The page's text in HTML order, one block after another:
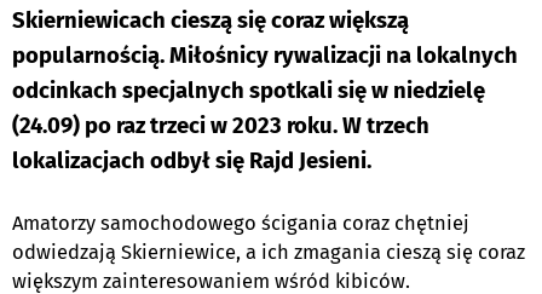
Skierniewicach cieszą się coraz większą
popularnością. Miłośnicy rywalizacji na lokalnych
odcinkach specjalnych spotkali się w niedzielę
(24.09) po raz trzeci w 2023 roku. W trzech
lokalizacjach odbył się Rajd Jesieni.
Amatorzy samochodowego ścigania coraz chętniej
odwiedzają Skierniewice, a ich zmagania cieszą się coraz
większym zainteresowaniem wśród kibiców.